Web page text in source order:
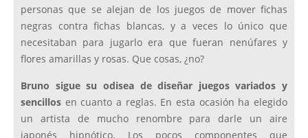
personas que se alejan de los juegos de mover fichas
negras contra fichas blancas, y a veces lo único que
necesitaban para jugarlo era que fueran nenúfares y
flores amarillas y rosas. Que cosas, ¿no?
Bruno sigue su odisea de diseñar juegos variados y
sencillos en cuanto a reglas. En esta ocasión ha elegido
un artista de mucho renombre para darle un aire
japonés hipnótico. Los pocos componentes que